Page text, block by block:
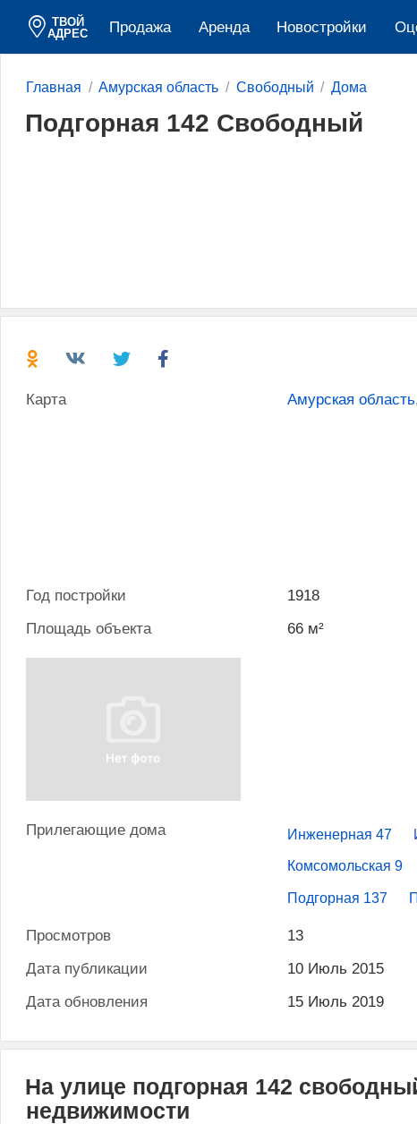
ТВОЙ
АДРЕС
Продажа Аренда Новостройки
Главная Амурская область Свободный Дома
Подгорная 142 Свободный
Карта Амурская область
Год постройки
1918
Площадь объекта
66 м²
Прилегающие дома Инженерная 47
Комсомольская 9
Подгорная 137
Просмотров
13
Дата публикации
10 Июль 2015
Дата обновления
15 Июль 2019
На улице подгорная 142
недвижимости